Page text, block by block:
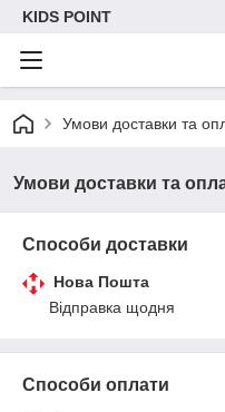
KIDS POINT
Умови доставки та
Умови доставки та
Способи доставки
Нова Пошта
Відправка щодня
Способи оплати